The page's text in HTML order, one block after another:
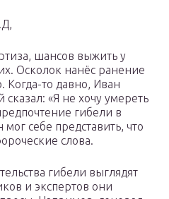
шансов выжить у
Осколок нанёс ранение
Когда-то давно, Иван
«Я не хочу умереть
гибели в
себе представить, что
слова.
гибели выглядят
и экспертов они